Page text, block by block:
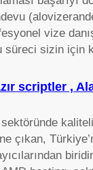
vize
süreci sizin için
scriptler ,
çıkan,